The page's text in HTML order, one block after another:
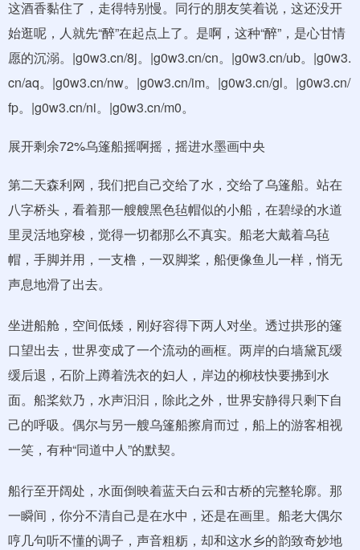
这酒香黏住了，走得特别慢。同行的朋友笑着说，这还没开
始逛呢，人就先“醉”在起点上了。是啊，这种“醉”，是心甘情
愿的沉溺。|g0w3.cn/8j。|g0w3.cn/cn。|g0w3.cn/ub。|g0w3.
cn/aq。|g0w3.cn/nw。|g0w3.cn/im。|g0w3.cn/gl。|g0w3.cn/
fp。|g0w3.cn/ni。|g0w3.cn/m0。
展开剩余72%乌篷船摇啊摇，摇进水墨画中央
第二天森利网，我们把自己交给了水，交给了乌篷船。站在
八字桥头，看着那一艘艘黑色毡帽似的小船，在碧绿的水道
里灵活地穿梭，觉得一切都那么不真实。船老大戴着乌毡
帽，手脚并用，一支橹，一双脚桨，船便像鱼儿一样，悄无
声息地滑了出去。
坐进船舱，空间低矮，刚好容得下两人对坐。透过拱形的篷
口望出去，世界变成了一个流动的画框。两岸的白墙黛瓦缓
缓后退，石阶上蹲着洗衣的妇人，岸边的柳枝快要拂到水
面。船桨欸乃，水声汩汩，除此之外，世界安静得只剩下自
己的呼吸。偶尔与另一艘乌篷船擦肩而过，船上的游客相视
一笑，有种“同道中人”的默契。
船行至开阔处，水面倒映着蓝天白云和古桥的完整轮廓。那
一瞬间，你分不清自己是在水中，还是在画里。船老大偶尔
哼几句听不懂的调子，声音粗粝，却和这水乡的韵致奇妙地